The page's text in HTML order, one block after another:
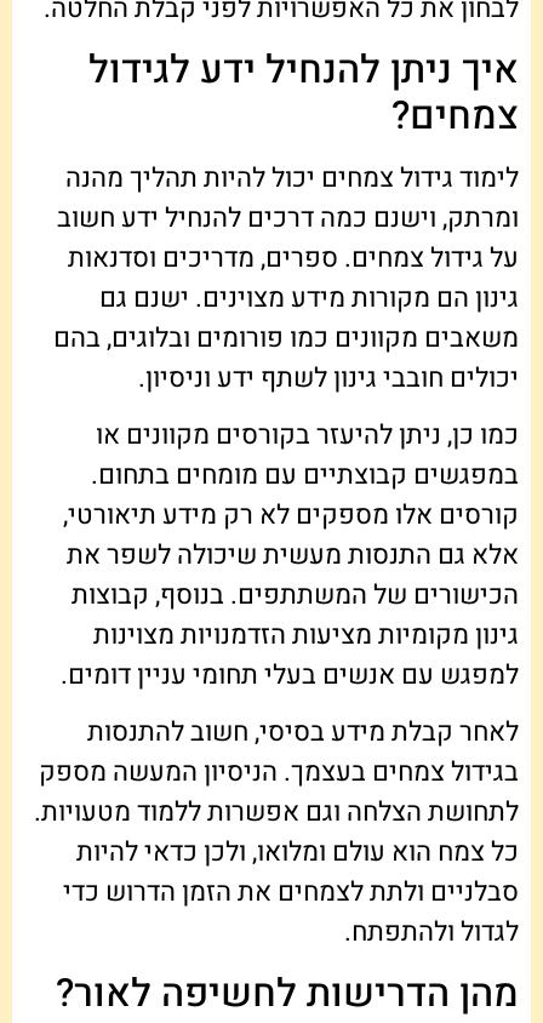
לבחון את כל האפשרויות לפני קבלת החלטה.
איך ניתן להנחיל ידע לגידול
צמחים?
לימוד גידול צמחים יכול להיות תהליך מהנה
ומרתק, וישנם כמה דרכים להנחיל ידע חשוב
על גידול צמחים. ספרים, מדריכים וסדנאות
גינון הם מקורות מידע מצוינים. ישנם גם
משאבים מקוונים כמו פורומים ובלוגים, בהם
יכולים חובבי גינון לשתף ידע וניסיון.
כמו כן, ניתן להיעזר בקורסים מקוונים או
במפגשים קבוצתיים עם מומחים בתחום.
קורסים אלו מספקים לא רק מידע תיאורטי,
אלא גם התנסות מעשית שיכולה לשפר את
הכישורים של המשתתפים. בנוסף, קבוצות
גינון מקומיות מציעות הזדמנויות מצוינות
למפגש עם אנשים בעלי תחומי עניין דומים.
לאחר קבלת מידע בסיסי, חשוב להתנסות
בגידול צמחים בעצמך. הניסיון המעשה מספק
לתחושת הצלחה וגם אפשרות ללמוד מטעויות.
כל צמח הוא עולם ומלואו, ולכן כדאי להיות
סבלניים ולתת לצמחים את הזמן הדרוש כדי
לגדול ולהתפתח.
מהן הדרישות לחשיפה לאור?